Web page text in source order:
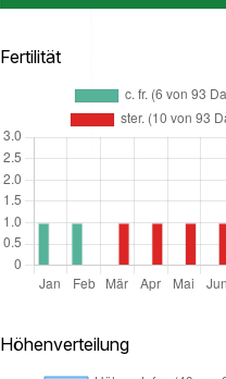
Fertilität
Höhenverteilung